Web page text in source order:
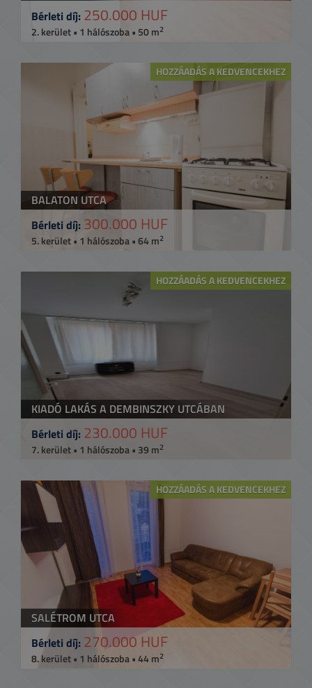
Bérleti díj: 250.000 HUF
2. kerület • 1 hálószoba • 50 m2
HOZZÁADÁS A KEDVENCEKHEZ
BALATON UTCA
Bérleti díj: 300.000 HUF
5. kerület • 1 hálószoba • 64 m2
HOZZÁADÁS A KEDVENCEKHEZ
KIADÓ LAKÁS A DEMBINSZKY UTCÁBAN
Bérleti díj: 230.000 HUF
7. kerület • 1 hálószoba • 39 m2
HOZZÁADÁS A KEDVENCEKHEZ
SALÉTROM UTCA
Bérleti díj: 270.000 HUF
8. kerület • 1 hálószoba • 44 m2